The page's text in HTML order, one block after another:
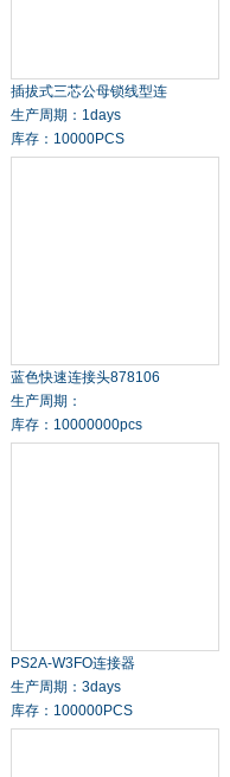
插拔式三芯公母锁线型连
生产周期：1days
库存：10000PCS
蓝色快速连接头878106
生产周期：
库存：10000000pcs
PS2A-W3FO连接器
生产周期：3days
库存：100000PCS